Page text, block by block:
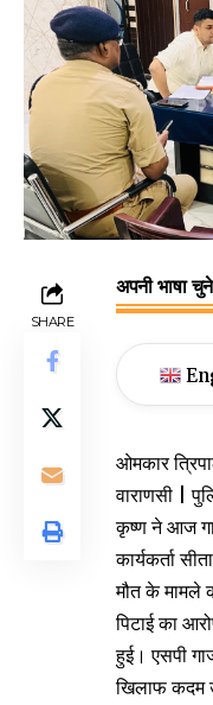
SHARE
अपनी भाषा
ओमकार
वाराणसी |
कृष्ण ने आज
कार्यकर्ता
मौत के मामले
पिटाई का
हुई। एसपी
खिलाफ कदम